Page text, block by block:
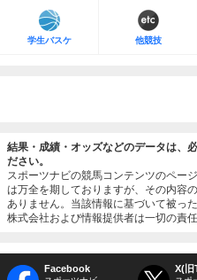
学生バスケ 他競技
結果・成績・オッズなどのデータは、
ださい。
スポーツナビの競馬コンテンツのペー
は万全を期しておりますが、その内容
ありません。当該情報に基づいて被っ
株式会社および情報提供者は一切の責
Facebook X(旧